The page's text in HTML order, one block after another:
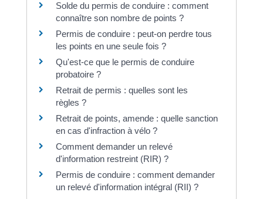
Solde du permis de conduire : comment
connaître son nombre de points ?
Permis de conduire : peut-on perdre tous
les points en une seule fois ?
Qu'est-ce que le permis de conduire
probatoire ?
Retrait de permis : quelles sont les
règles ?
Retrait de points, amende : quelle sanction
en cas d'infraction à vélo ?
Comment demander un relevé
d'information restreint (RIR) ?
Permis de conduire : comment demander
un relevé d'information intégral (RII) ?